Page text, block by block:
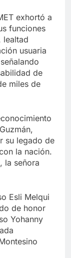
exhortó a
funciones
lealtad
usuaria
de
miles de
su legado de
la nación.
la señora
Esli Melqui
de honor
Yohanny